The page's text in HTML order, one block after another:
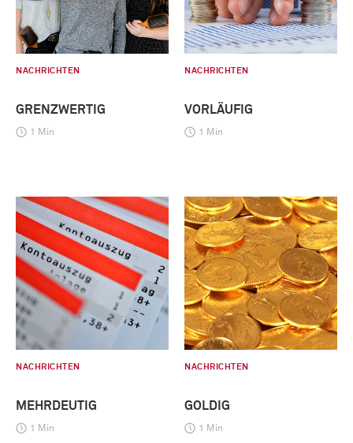
NACHRICHTEN
GRENZWERTIG
1 Min
NACHRICHTEN
VORLÄUFIG
1 Min
NACHRICHTEN
MEHRDEUTIG
1 Min
NACHRICHTEN
GOLDIG
1 Min